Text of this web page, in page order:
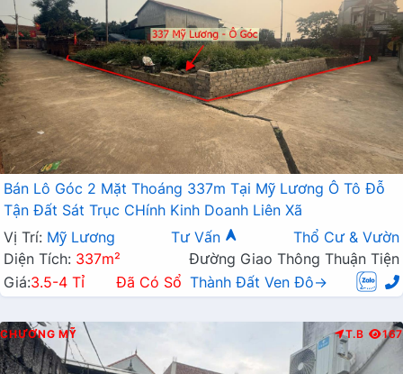
Bán Lô Góc 2 Mặt Thoáng 337m Tại Mỹ Lương Ô Tô Đỗ
Tận Đất Sát Trục CHính Kinh Doanh Liên Xã
Vị Trí: Mỹ Lương Tư Vấn
Thổ Cư & Vườn
Diện Tích: 337m²
Đường Giao Thông Thuận Tiện
Giá:3.5-4 Tỉ Đã Có Sổ Thành Đất Ven Đô→
CHƯƠNG MỸ T.B 167